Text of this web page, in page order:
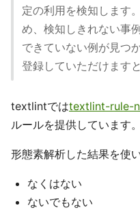
定の利用を検知します
め、検知しきれない事
できていない例が見つ
登録していただけます
textlintではtextlint-rule-
ルールを提供しています。
形態素解析した結果を使
なくはない
ないでもない